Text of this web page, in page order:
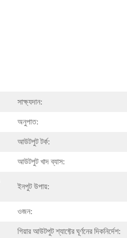
সাক্ষ্যদান:
অনুপাত:
আউটপুট টর্ক:
আউটপুট খাদ ব্যাস:
ইনপুট উপায়:
ওজন:
গিয়ার আউটপুট শ্যাফ্টের ঘূর্ণনের দিকনির্দেশ: